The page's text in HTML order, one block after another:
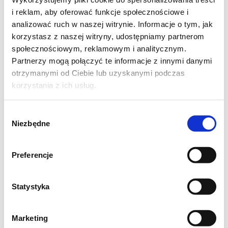
i reklam, aby oferować funkcje społecznościowe i
analizować ruch w naszej witrynie. Informacje o tym, jak
korzystasz z naszej witryny, udostępniamy partnerom
społecznościowym, reklamowym i analitycznym.
Partnerzy mogą połączyć te informacje z innymi danymi
otrzymanymi od Ciebie lub uzyskanymi podczas
korzystania z ich usług.
zgody
Niezbędne
Preferencje
Statystyka
Marketing
Dlatego dzisiaj w kuchni "tryskającej
podnoszące poziom serotoniny, pełne smaku
umami, bardzo włoskie danie w wydaniu
zimowym